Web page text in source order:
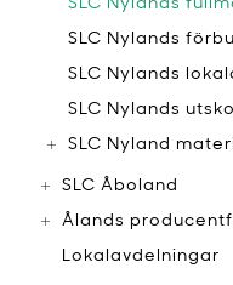
SLC Nylands
SLC Nylands
SLC Nylands
SLC Nylands
SLC Nyland
SLC Åboland
Ålands
Lokalavdelningar